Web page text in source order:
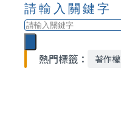
請輸入關鍵字
搜
尋
熱門標籤：
著作權